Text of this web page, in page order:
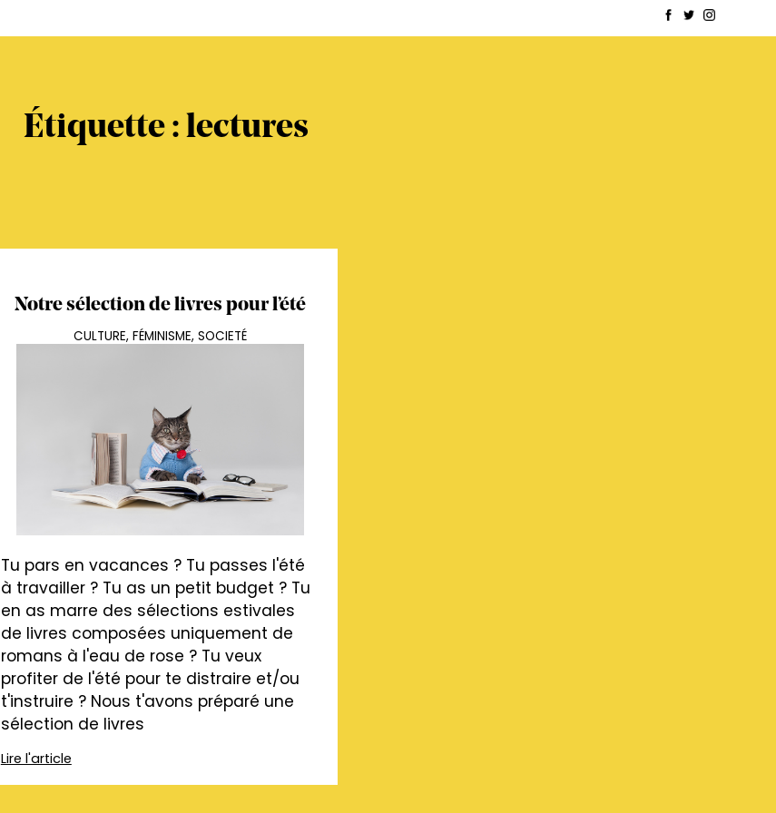
Étiquette : lectures
Notre sélection de livres pour l’été
CULTURE,FÉMINISME,SOCIETÉ
Tu pars en vacances ? Tu passes l'été
à travailler ? Tu as un petit budget ? Tu
en as marre des sélections estivales
de livres composées uniquement de
romans à l'eau de rose ? Tu veux
profiter de l'été pour te distraire et/ou
t'instruire ? Nous t'avons préparé une
sélection de livres
Lire l'article